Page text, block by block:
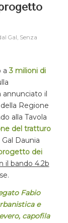
Gal Senza
a3 milioni di
il
Regione
alla Tavola
del tratturo
Daunia
dei
il bando 4.2b
Fabio
e
capofila